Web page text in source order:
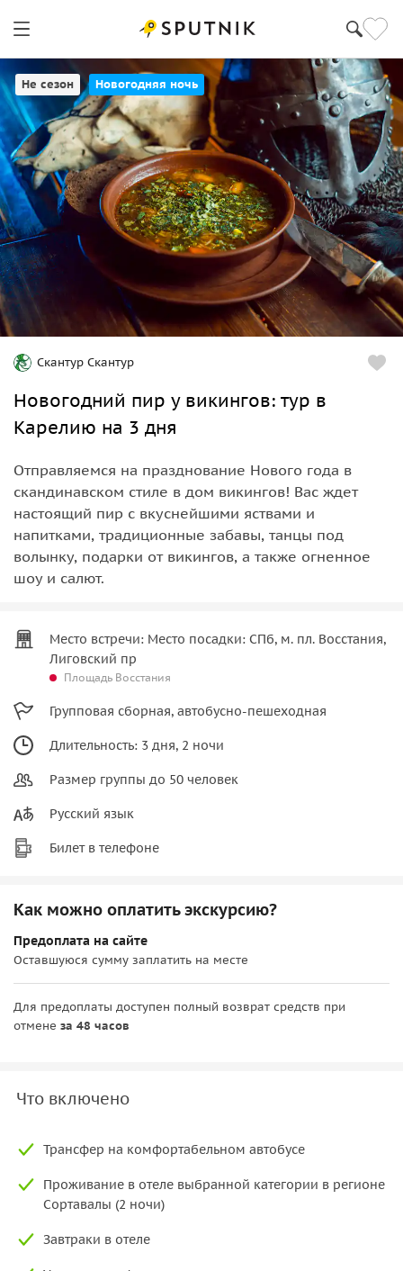
Не сезон Новогодняя ночь
Санкт-Петербург
Скантур Скантур
Новогодний пир у викингов: тур в
Карелию на 3 дня
Отправляемся на празднование Нового года в
скандинавском стиле в дом викингов! Вас ждет
настоящий пир с вкуснейшими яствами и
напитками, традиционные забавы, танцы под
волынку, подарки от викингов, а также огненное
шоу и салют.
Место встречи: Место посадки: СПб, м. пл. Восстания,
Лиговский пр
Площадь Восстания
Групповая сборная, автобусно-пешеходная
Длительность: 3 дня, 2 ночи
Размер группы до 50 человек
Русский язык
Билет в телефоне
Как можно оплатить экскурсию?
Предоплата на сайте
Оставшуюся сумму заплатить на месте
Для предоплаты доступен полный возврат средств при
отмене за 48 часов
Что включено
Трансфер на комфортабельном автобусе
Проживание в отеле выбранной категории в регионе
Сортавалы (2 ночи)
Завтраки в отеле